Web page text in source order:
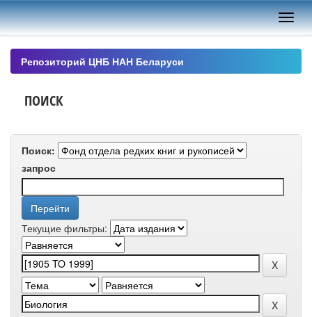
Skip
navigation
Репозиторий ЦНБ НАН Беларуси
ПОИСК
Поиск:
запрос
Текущие фильтры: